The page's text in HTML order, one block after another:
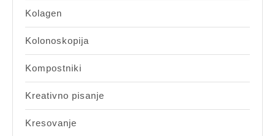
Kolagen
Kolonoskopija
Kompostniki
Kreativno pisanje
Kresovanje